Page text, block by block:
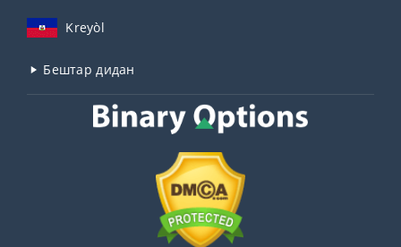
Kreyòl
Бештар дидан